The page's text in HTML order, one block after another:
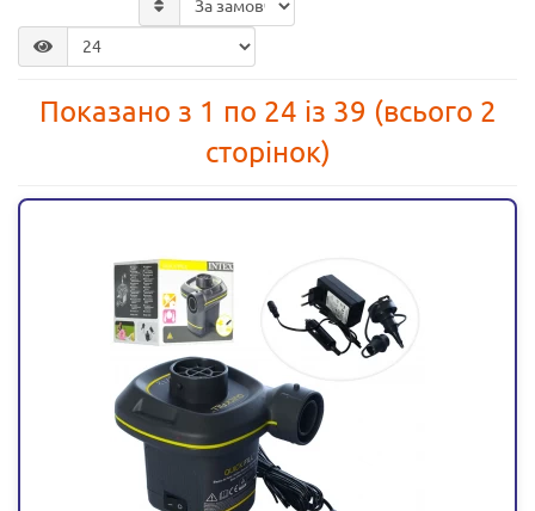
Показано з 1 по 24 із 39 (всього 2
сторінок)